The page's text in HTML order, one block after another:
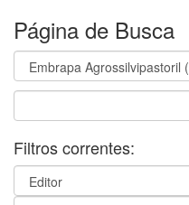
Página de Busca
Filtros correntes: